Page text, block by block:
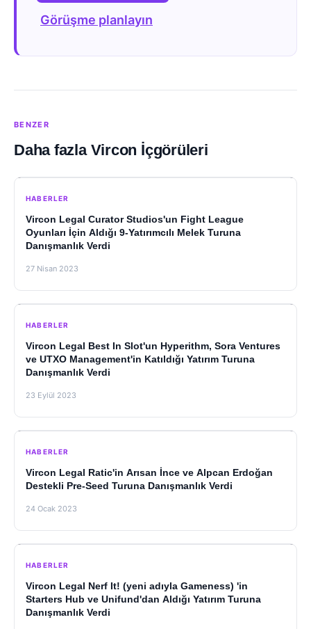
Görüşme planlayın
BENZER
Daha fazla Vircon İçgörüleri
HABERLER
Vircon Legal Curator Studios'un Fight League
Oyunları İçin Aldığı 9-Yatırımcılı Melek Turuna
Danışmanlık Verdi
27 Nisan 2023
HABERLER
Vircon Legal Best In Slot'un Hyperithm, Sora Ventures
ve UTXO Management'in Katıldığı Yatırım Turuna
Danışmanlık Verdi
23 Eylül 2023
HABERLER
Vircon Legal Ratic'in Arısan İnce ve Alpcan Erdoğan
Destekli Pre-Seed Turuna Danışmanlık Verdi
24 Ocak 2023
HABERLER
Vircon Legal Nerf It! (yeni adıyla Gameness) 'in
Starters Hub ve Unifund'dan Aldığı Yatırım Turuna
Danışmanlık Verdi